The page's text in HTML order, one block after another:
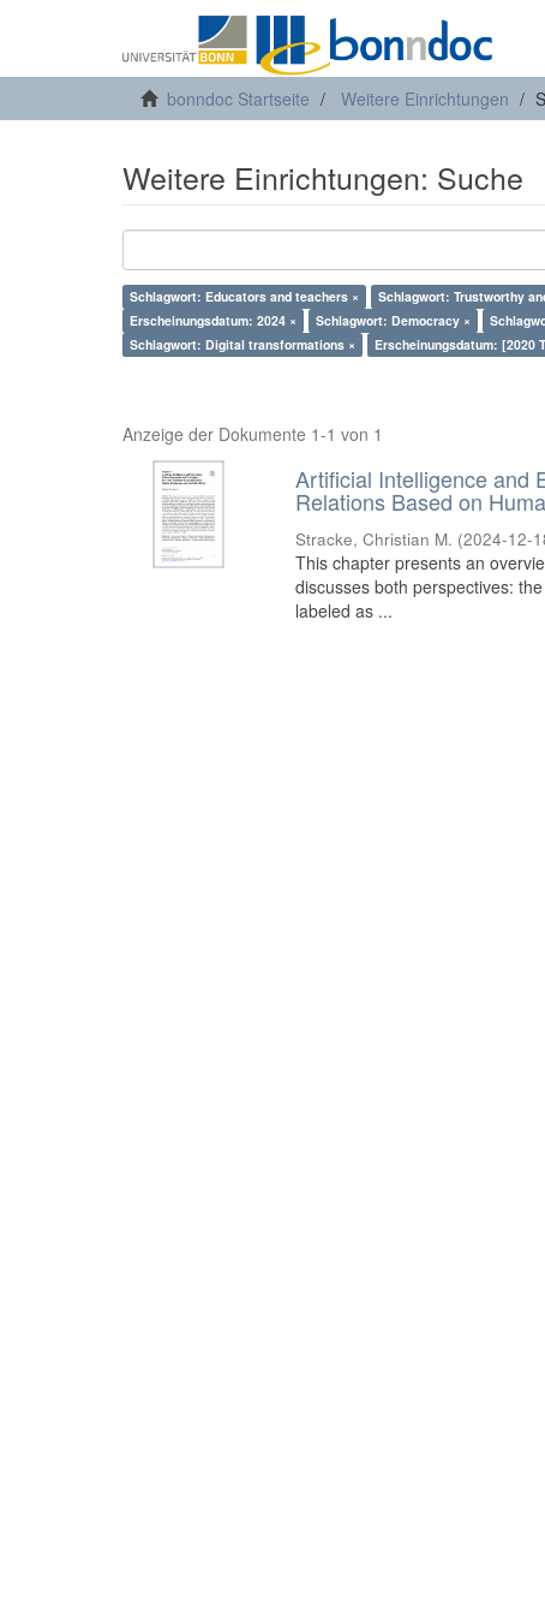
bonndoc Startseite Weitere Einrichtungen
Weitere Einrichtungen: Suche
Schlagwort: Educators and teachers × Schlagwort: Trustworthy
Erscheinungsdatum: 2024 ×
Schlagwort: Democracy ×
Schlagwort: Digital transformations ×
Erscheinungsdatum: [2020
Anzeige der Dokumente 1-1 von 1
Artificial Intelligence and
Relations Based on
Stracke, Christian M. (2024-12-
This chapter presents an
discusses both perspectives:
labeled as ...